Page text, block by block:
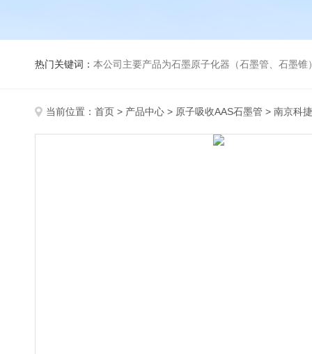
热门关键词： 本公司主要产品为石墨原子化器（石墨管、石墨锥）、元素空心阴极灯、氘灯、空心
当前位置： 首页 > 产品中心 > 原子吸收AAS石墨管 > 南京科